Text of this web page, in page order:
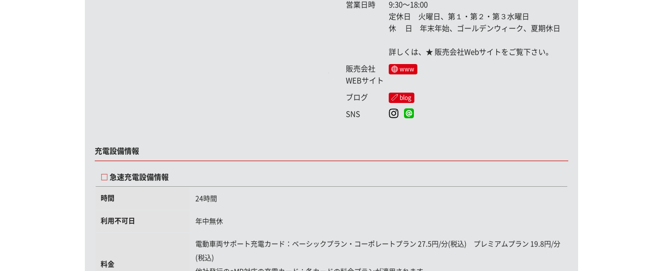
営業日時
9:30〜18:00
定休日 火曜日、第１・第２・第３水曜日
休 日 年末年始、ゴールデンウィーク、夏期休日
詳しくは、★ 販売会社Webサイトをご覧下さい。
販売会社
WEBサイト
www
ブログ blog
SNS
充電設備情報
急速充電設備情報
時間 24時間
利用不可日 年中無休
料金
電動車両サポート充電カード ：ベーシックプラン・コーポレートプラン 27.5円/分(税込) プレミアムプラン 19.8円/分
(税込)